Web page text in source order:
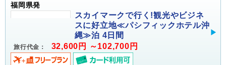
福岡県発
スカイマークで行く!観光やビジネ
スに好立地≪パシフィックホテル沖
縄≫泊 4日間
旅行代金： 32,600円 ～102,700円